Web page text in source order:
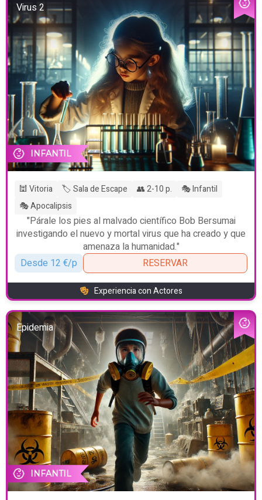
Virus 2
INFANTIL
🕍 Vitoria 🏷️ Sala de Escape 👥 2-10 p.
🎭 Infantil
🎭 Apocalipsis
"Párale los pies al malvado científico Bob Bersumai
investigando el nuevo y mortal virus que ha creado y que
amenaza la humanidad."
Desde 12 €/p
RESERVAR
Experiencia con Actores
Epidemia
INFANTIL